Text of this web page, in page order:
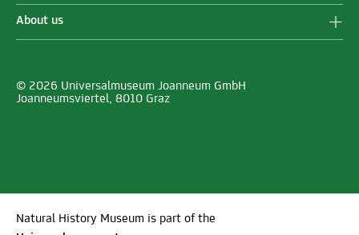
About us
© 2026 Universalmuseum Joanneum GmbH
Joanneumsviertel, 8010 Graz
Natural History Museum is part of the